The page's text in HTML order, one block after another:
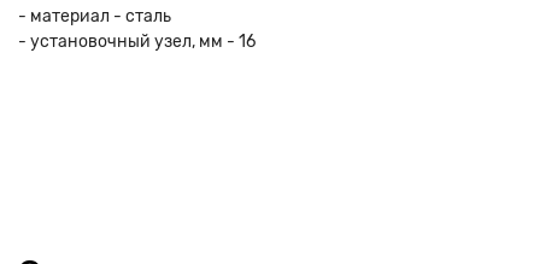
- материал - сталь
- установочный узел, мм - 16